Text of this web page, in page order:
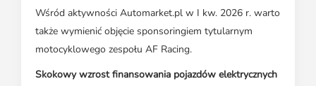
Wśród aktywności Automarket.pl w I kw. 2026 r. warto
także wymienić objęcie sponsoringiem tytularnym
motocyklowego zespołu AF Racing.
Skokowy wzrost finansowania pojazdów elektrycznych